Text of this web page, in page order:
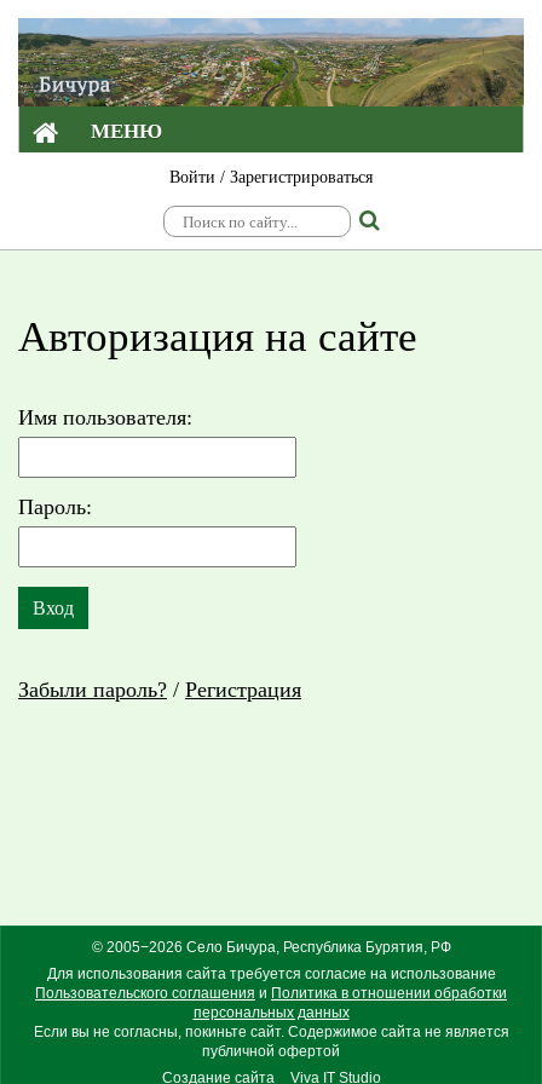
МЕНЮ
Войти / Зарегистрироваться
Авторизация на сайте
Имя пользователя:
Пароль:
Забыли пароль? / Регистрация
© 2005−2026 Село Бичура, Республика Бурятия, РФ
Для использования сайта требуется согласие на использование
Пользовательского соглашения и Политика в отношении обработки
персональных данных
Если вы не согласны, покиньте сайт. Содержимое сайта не является
публичной офертой
Создание сайта
Viva IT Studio